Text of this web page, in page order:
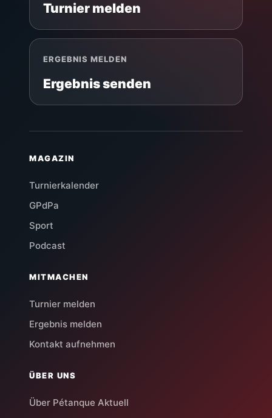
Turnier melden
ERGEBNIS MELDEN
Ergebnis senden
MAGAZIN
Turnierkalender
GPdPa
Sport
Podcast
MITMACHEN
Turnier melden
Ergebnis melden
Kontakt aufnehmen
ÜBER UNS
Über Pétanque Aktuell